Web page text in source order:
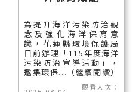
為提升海洋污染防治觀
念及強化海洋保育意
識，花蓮縣環境保護局
日前辦理「115年度海洋
污染防治宣導活動」，
邀集環保...（繼續閱讀）
觀看人次：